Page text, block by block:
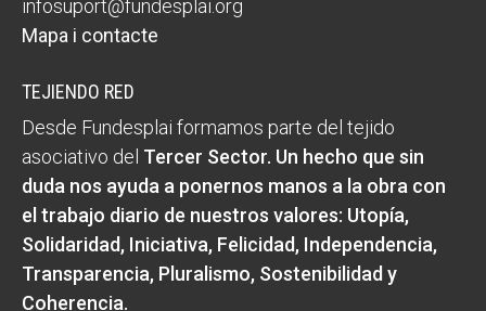
infosuport@fundesplai.org
Mapa i contacte
TEJIENDO RED
Desde Fundesplai formamos parte del tejido
asociativo del Tercer Sector. Un hecho que sin
duda nos ayuda a ponernos manos a la obra con
el trabajo diario de nuestros valores: Utopía,
Solidaridad, Iniciativa, Felicidad, Independencia,
Transparencia, Pluralismo, Sostenibilidad y
Coherencia.